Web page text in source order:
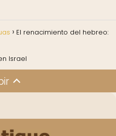
El renacimiento del hebreo:
Israel